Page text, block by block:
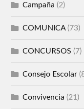
Campaña (2)
COMUNICA(73)
CONCURSOS (7)
Consejo Escolar
Convivencia (21)